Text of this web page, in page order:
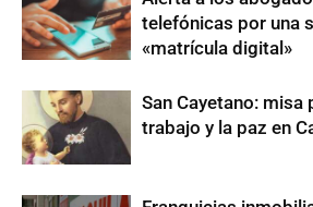
telefónicas por una
«matrícula digital»
San Cayetano: misa
trabajo y la paz en